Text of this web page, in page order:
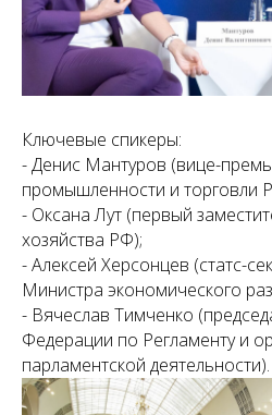
Ключевые спикеры:
- Денис Мантуров (вице-
промышленности и торговли
- Оксана Лут (первый
хозяйства РФ);
- Алексей Херсонцев (статс-
Министра экономического
- Вячеслав Тимченко
Федерации по Регламенту и
парламентской деятельности).